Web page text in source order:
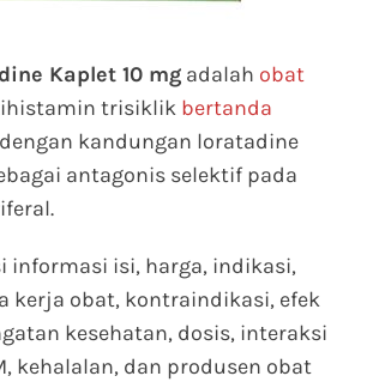
Kaplet 10 mg adalah obat
trisiklik bertanda
dengan kandungan loratadine
antagonis selektif pada
informasi isi, harga, indikasi,
kerja obat, kontraindikasi, efek
kesehatan, dosis, interaksi
kehalalan, dan produsen obat